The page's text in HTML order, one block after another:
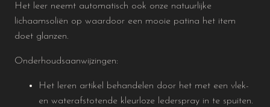
Het leer neemt automatisch ook onze natuurlijke
lichaamsoliën op waardoor een mooie patina het item
doet glanzen.
Onderhoudsaanwijzingen:
Het leren artikel behandelen door het met een vlek-
en waterafstotende kleurloze lederspray in te spuiten.